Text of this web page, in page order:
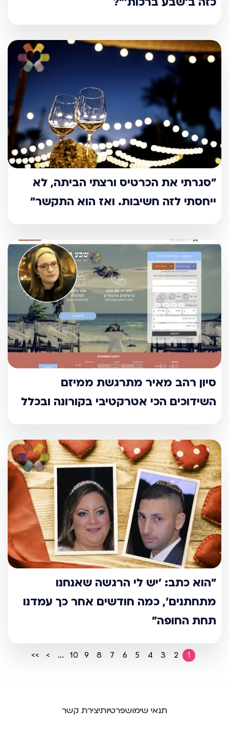
"סגרתי את הכרטיס ורצתי הביתה, לא
ייחסתי לזה חשיבות. ואז הוא התקשר"
סיון רהב מאיר מתרגשת ממיזם
השידוכים הכי אטרקטיבי בקורונה ובכלל
"הוא כתב: ’יש לי הרגשה שאנחנו
מתחתנים’, כמה חודשים אחר כך עמדנו
תחת החופה"
1
2
3
4
5
6
7
8
9
10
...
>
>>
תנאי שימושפרטיותיצירת קשר